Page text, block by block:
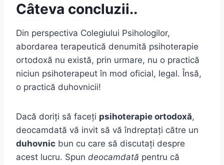
Câteva concluzii..
Din perspectiva Colegiului Psihologilor,
abordarea terapeutică denumită psihoterapie
ortodoxă nu există, prin urmare, nu o practică
niciun psihoterapeut în mod oficial, legal. Însă,
o practică duhovnicii!
Dacă doriți să faceți psihoterapie ortodoxă,
deocamdată vă invit să vă îndreptați către un
duhovnic bun cu care să discutați despre
acest lucru. Spun deocamdată pentru că